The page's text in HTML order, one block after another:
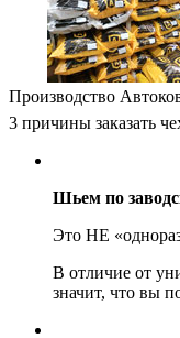
Производство
3 причины заказать
Шьем по
Это НЕ
В отличие от
значит, что вы